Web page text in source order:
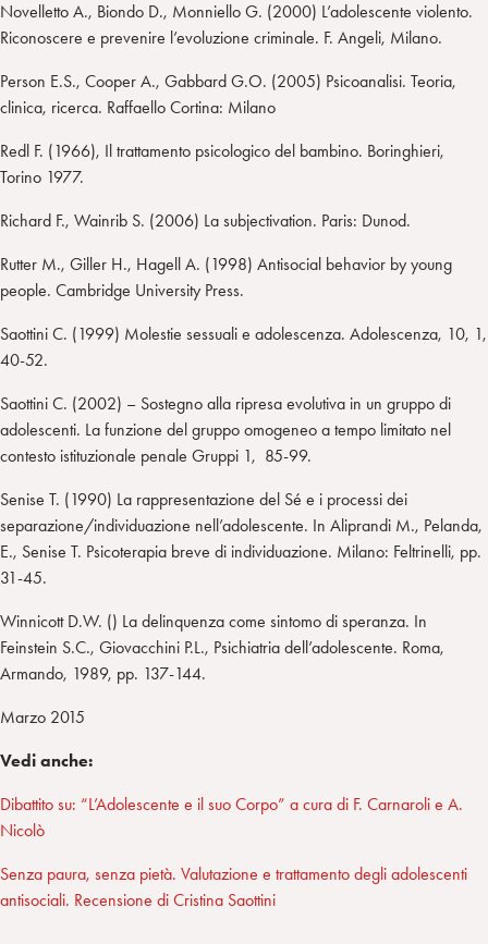
Novelletto A., Biondo D., Monniello G. (2000) L’adolescente violento.
Riconoscere e prevenire l’evoluzione criminale. F. Angeli, Milano.
Person E.S., Cooper A., Gabbard G.O. (2005) Psicoanalisi. Teoria,
clinica, ricerca. Raffaello Cortina: Milano
Redl F. (1966), Il trattamento psicologico del bambino. Boringhieri,
Torino 1977.
Richard F., Wainrib S. (2006) La subjectivation. Paris: Dunod.
Rutter M., Giller H., Hagell A. (1998) Antisocial behavior by young
people. Cambridge University Press.
Saottini C. (1999) Molestie sessuali e adolescenza. Adolescenza, 10, 1,
40-52.
Saottini C. (2002) – Sostegno alla ripresa evolutiva in un gruppo di
adolescenti. La funzione del gruppo omogeneo a tempo limitato nel
contesto istituzionale penale Gruppi 1, 85-99.
Senise T. (1990) La rappresentazione del Sé e i processi dei
separazione/individuazione nell’adolescente. In Aliprandi M., Pelanda,
E., Senise T. Psicoterapia breve di individuazione. Milano: Feltrinelli, pp.
31-45.
Winnicott D.W. () La delinquenza come sintomo di speranza. In
Feinstein S.C., Giovacchini P.L., Psichiatria dell’adolescente. Roma,
Armando, 1989, pp. 137-144.
Marzo 2015
Vedi anche:
Dibattito su: “L’Adolescente e il suo Corpo” a cura di F. Carnaroli e A.
Nicolò
Senza paura, senza pietà. Valutazione e trattamento degli adolescenti
antisociali. Recensione di Cristina Saottini